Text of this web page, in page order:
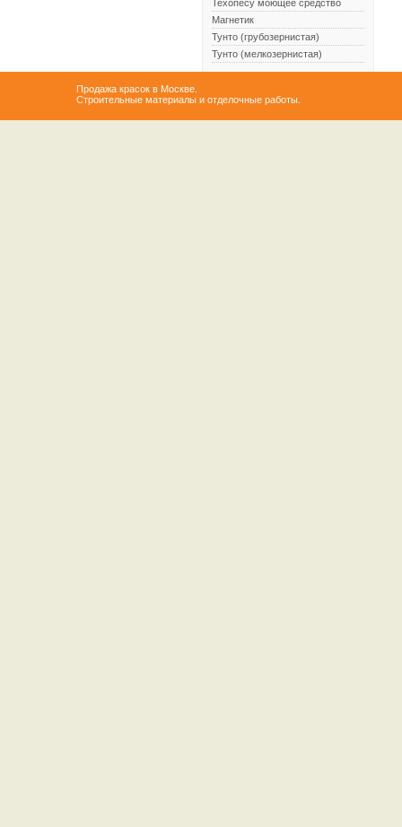
Техопесу моющее средство
Магнетик
Тунто (грубозернистая)
Тунто (мелкозернистая)
Продажа красок в Москве.
Строительные материалы и отделочные работы.